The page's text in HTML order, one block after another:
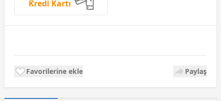
Kredi Kartı
Favorilerine ekle Paylaş